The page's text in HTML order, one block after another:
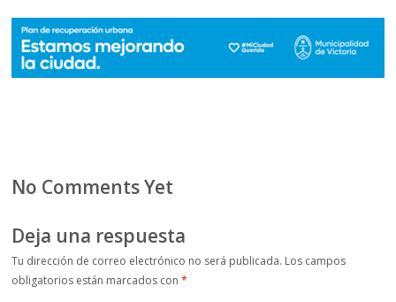
No Comments Yet
Deja una respuesta
Tu dirección de correo electrónico no será publicada. Los campos
obligatorios están marcados con*